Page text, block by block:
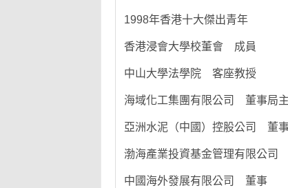
1998年香港十大傑出青年
香港浸會大學校董會 成員
中山大學法學院 客座教授
海域化工集團有限公司 董事局
亞洲水泥（中國）控股公司 董
渤海產業投資基金管理有限公司
中國海外發展有限公司 董事